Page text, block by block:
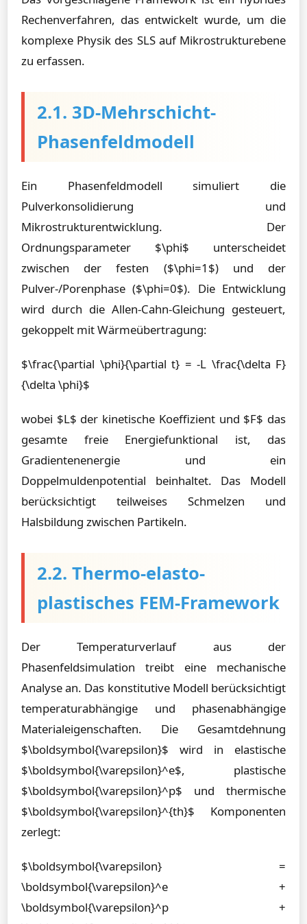
Rechenverfahren, das entwickelt wurde, um die
komplexe Physik des SLS auf Mikrostrukturebene
zu erfassen.
2.1. 3D-Mehrschicht-
Phasenfeldmodell
Ein Phasenfeldmodell simuliert die
Pulverkonsolidierung und
Mikrostrukturentwicklung. Der
Ordnungsparameter $\phi$ unterscheidet
zwischen der festen ($\phi=1$) und der
Pulver-/Porenphase ($\phi=0$). Die Entwicklung
wird durch die Allen-Cahn-Gleichung gesteuert,
gekoppelt mit Wärmeübertragung:
$\frac{\partial \phi}{\partial t} = -L \frac{\delta F}
{\delta \phi}$
wobei $L$ der kinetische Koeffizient und $F$ das
gesamte freie Energiefunktional ist, das
Gradientenenergie und ein
Doppelmuldenpotential beinhaltet. Das Modell
berücksichtigt teilweises Schmelzen und
Halsbildung zwischen Partikeln.
2.2. Thermo-elasto-
plastisches FEM-Framework
Der Temperaturverlauf aus der
Phasenfeldsimulation treibt eine mechanische
Analyse an. Das konstitutive Modell berücksichtigt
temperaturabhängige und phasenabhängige
Materialeigenschaften. Die Gesamtdehnung
$\boldsymbol{\varepsilon}$ wird in elastische
$\boldsymbol{\varepsilon}^e$, plastische
$\boldsymbol{\varepsilon}^p$ und thermische
$\boldsymbol{\varepsilon}^{th}$ Komponenten
zerlegt:
$\boldsymbol{\varepsilon} =
\boldsymbol{\varepsilon}^e +
\boldsymbol{\varepsilon}^p +